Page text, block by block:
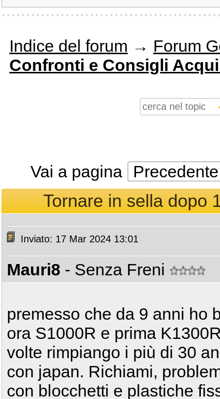
Indice del forum → Forum
Confronti e Consigli
Vai a pagina Precedente
Tornare in sella dopo
Inviato: 17 Mar 2024 13:01
Mauri8 - Senza Freni
premesso che da 9 anni ho
ora S1000R e prima
volte rimpiango i più di 30
con japan. Richiami,
con blocchetti e plastiche